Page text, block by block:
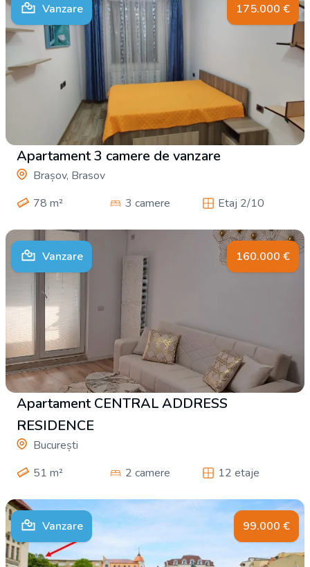
Vanzare 175.000 €
Apartament 3 camere de vanzare
Brașov, Brasov
78 m² 3 camere Etaj 2/10
Vanzare 160.000 €
Apartament CENTRAL ADDRESS
RESIDENCE
București
51 m² 2 camere 12 etaje
Vanzare 99.000 €